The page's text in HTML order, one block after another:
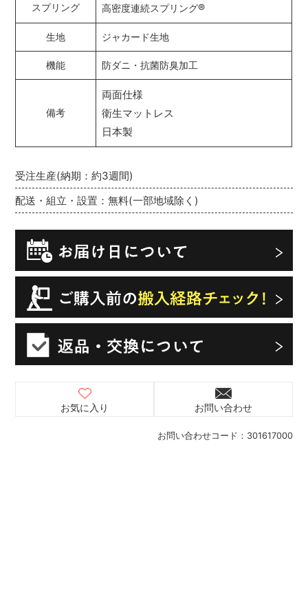
お問い合わせコード： 301617000
受注生産(納期：約3週間)
配送・組立・設置：無料(一部地域除く)
お気に入り お問い合わせ
スプリング 高密度連続スプリング®
生地 ジャカード生地
機能 防ダニ・抗菌防臭加工
備考
両面仕様
衛生マットレス
日本製